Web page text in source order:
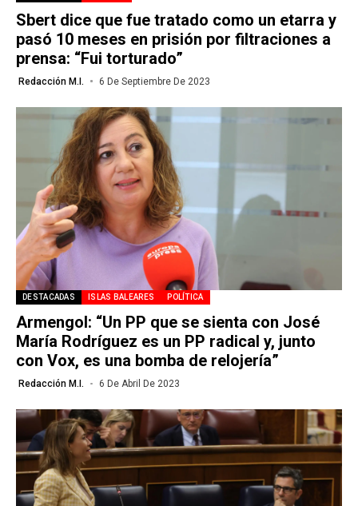
Sbert dice que fue tratado como un etarra y
pasó 10 meses en prisión por filtraciones a
prensa: “Fui torturado”
Redacción M.I. 6 De Septiembre De 2023
DESTACADAS ISLAS BALEARES POLÍTICA
Armengol: “Un PP que se sienta con José
María Rodríguez es un PP radical y, junto
con Vox, es una bomba de relojería”
Redacción M.I. 6 De Abril De 2023